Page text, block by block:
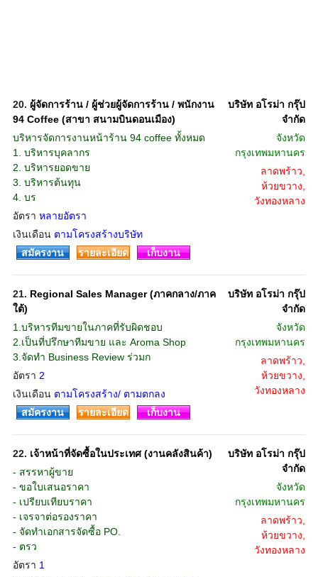
20. ผู้จัดการร้าน / ผู้ช่วยผู้จัดการร้าน / พนักงาน
94 Coffee (สาขา สนามบินดอนเมือง)
บริหารจัดการงานหน้าร้าน 94 coffee ทั้งหมด
1. บริหารบุคลากร
2. บริหารยอดขาย
3. บริหารต้นทุน
4. บร
อัตรา หลายอัตรา
เงินเดือน ตามโครงสร้างบริษัท
บริษัท อโรม่า กรุ๊ป
จํากัด
จังหวัด
กรุงเทพมหานคร
ลาดพร้าว,
ห้วยขวาง,
วังทองหลาง
สมัครงาน รายละเอียด เก็บงาน
21. Regional Sales Manager (ภาคกลาง/ภาค
ใต้)
1.บริหารทีมขายในภาคที่รับผิดชอบ
2.เป็นที่ปรึกษาทีมขาย และ Aroma Shop
3.จัดทำ Business Review ร่วมก
อัตรา 2
เงินเดือน ตามโครงสร้าง/ ตามตกลง
บริษัท อโรม่า กรุ๊ป
จํากัด
จังหวัด
กรุงเทพมหานคร
ลาดพร้าว,
ห้วยขวาง,
วังทองหลาง
สมัครงาน
รายละเอียด เก็บงาน
22. เจ้าหน้าที่จัดซื้อในประเทศ (งานคลังสินค้า)
- สรรหาผู้ขาย
- ขอใบเสนอราคา
- เปรียบเทียบราคา
- เจรจาต่อรองราคา
- จัดทำเอกสารจัดซื้อ PO.
- ตรว
อัตรา 1
บริษัท อโรม่า กรุ๊ป
จํากัด
จังหวัด
กรุงเทพมหานคร
ลาดพร้าว,
ห้วยขวาง,
วังทองหลาง